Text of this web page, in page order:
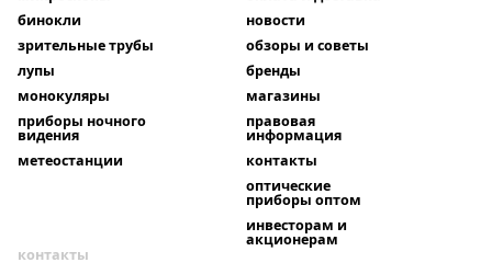
бинокли
зрительные трубы
лупы
монокуляры
приборы ночного
видения
метеостанции
новости
обзоры и советы
бренды
магазины
правовая
информация
контакты
оптические
приборы оптом
инвесторам и
акционерам
контакты